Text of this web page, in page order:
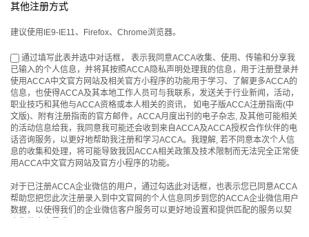
其他注册方式
建议使用IE9-IE11、Firefox、Chrome浏览器。
通过填写此表并选中对话框， 表示我同意ACCA收集、使用、传输和分享我
已输入的个人信息，并将其按照ACCA隐私声明处理我的信息，用于注册登录并
使用ACCA中文官方网站及相关官方小程序的功能用于学习、了解更多ACCA的
信息，也使得ACCA及其本地工作人员可与我联系，发送关于行业新闻，活动，
职业技巧和其他与ACCA资格或本人相关的资讯， 如电子版ACCA注册指南(中
文版)、附有注册指南的官方邮件，ACCA月度出刊的电子杂志, 及其他可能相关
的活动信息给我，我同意我可能还会收到来自ACCA及ACCA授权合作伙伴的电
话咨询服务，以更好地帮助我注册和学习ACCA。我理解, 若不同意本次个人信
息的收集和处理，将可能导致我因ACCA相关政策及技术限制而无法完全正常使
用ACCA中文官方网站及官方小程序的功能。
对于已注册ACCA企业微信的用户，通过勾选此对话框，也表示您已同意ACCA
帮助您把您此次注册录入到中文官网的个人信息同步到您的ACCA企业微信用户
数据，以使得我们的企业微信客户服务可以更好地设置和提供匹配的服务以契